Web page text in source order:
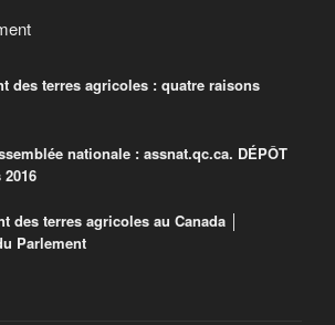
et est source de préoccupation.
d’origine.
des terres agricoles : quatre raisons
des terres agricoles : quatre
PDF
nationale : assnat.qc.ca. DÉPÔT
2016
phénomène
des terres agricoles au Canada │
Parlement